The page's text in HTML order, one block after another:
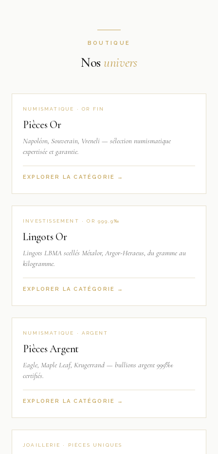
BOUTIQUE
Nos univers
NUMISMATIQUE · OR FIN
Pièces Or
Napoléon, Souverain, Vreneli — sélection numismatique
expertisée et garantie.
EXPLORER LA CATÉGORIE →
INVESTISSEMENT · OR 999,9‰
Lingots Or
Lingots LBMA scellés Métalor, Argor-Heraeus, du gramme au
kilogramme.
EXPLORER LA CATÉGORIE →
NUMISMATIQUE · ARGENT
Pièces Argent
Eagle, Maple Leaf, Krugerrand — bullions argent 999‰
certifiés.
EXPLORER LA CATÉGORIE →
JOAILLERIE · PIÈCES UNIQUES